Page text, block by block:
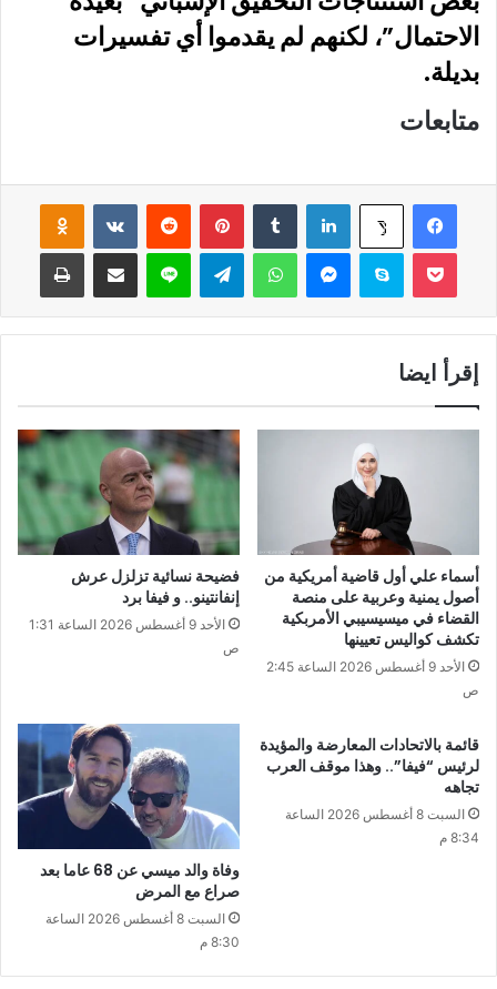
الاحتمال”، لكنهم لم يقدموا أي تفسيرات
بديلة.
متابعات
فيسبوك ‫X لينكدإن بينتيريست
سكايب واتساب لاين
إقرأ ايضا
أسماء علي أول قاضية أمريكية من
أصول يمنية وعربية على منصة
القضاء في ميسيسيبي الأمربكية
تكشف كواليس تعيينها
الأحد 9 أغسطس 2026 الساعة 2:45
ص
فضيحة نسائية تزلزل عرش
إنفانتينو.. و فيفا برد
الأحد 9 أغسطس 2026 الساعة 1:31
ص
قائمة بالاتحادات المعارضة والمؤيدة
لرئيس “فيفا”.. وهذا موقف العرب
تجاهه
السبت 8 أغسطس 2026 الساعة
8:34 م
وفاة والد ميسي عن 68 عاما بعد
صراع مع المرض
السبت 8 أغسطس 2026 الساعة
8:30 م